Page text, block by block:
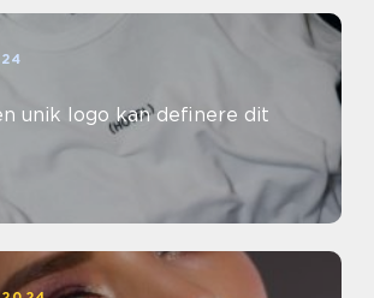
unik logo kan definere dit